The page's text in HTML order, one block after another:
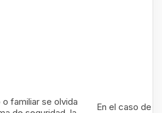
familiar se olvida
En el caso de